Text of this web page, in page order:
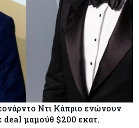
Ντι Κάπριο ενώνουν
deal μαμούθ $200 εκατ.